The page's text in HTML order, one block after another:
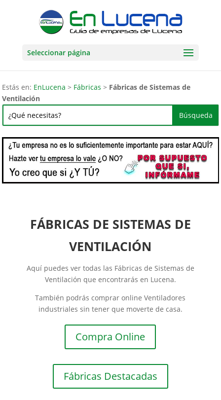
Seleccionar página
Estás en: EnLucena > Fábricas > Fábricas de Sistemas de
Ventilación
FÁBRICAS DE SISTEMAS DE
VENTILACIÓN
Aquí puedes ver todas las Fábricas de Sistemas de
Ventilación que encontrarás en Lucena.
También podrás comprar online Ventiladores
industriales sin tener que moverte de casa.
Compra Online
Fábricas Destacadas